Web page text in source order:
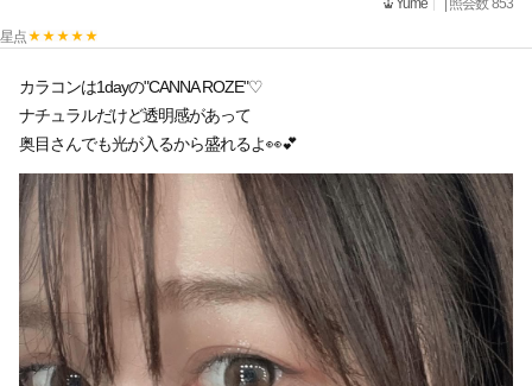
Yume
| 照会数 853
星点
カラコンは1dayの"CANNA ROZE"♡
ナチュラルだけど透明感があって
奥目さんでも光が入るから盛れるよ👀💕